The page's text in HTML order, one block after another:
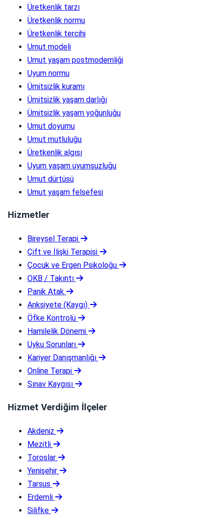
Üretkenlik tarzı
Üretkenlik normu
Üretkenlik tercihi
Umut modeli
Umut yaşam postmodernliği
Uyum normu
Ümitsizlik kuramı
Ümitsizlik yaşam darlığı
Ümitsizlik yaşam yoğunluğu
Umut doyumu
Umut mutluluğu
Üretkenlik algısı
Uyum yaşam uyumsuzluğu
Umut dürtüsü
Umut yaşam felsefesi
Hizmetler
Bireysel Terapi
Çift ve İlişki Terapisi
Çocuk ve Ergen Psikoloğu
OKB / Takıntı
Panik Atak
Anksiyete (Kaygı)
Öfke Kontrolü
Hamilelik Dönemi
Uyku Sorunları
Kariyer Danışmanlığı
Online Terapi
Sınav Kaygısı
Hizmet Verdiğim İlçeler
Akdeniz
Mezitli
Toroslar
Yenişehir
Tarsus
Erdemli
Silifke